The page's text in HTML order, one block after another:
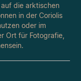
die arktischen
in der Coriolis
oder im
Ort für Fotografie,